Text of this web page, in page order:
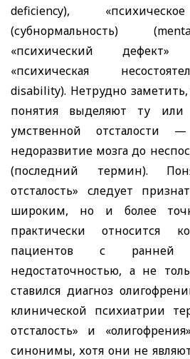
deficiency),
(субнормальность) (
«психический
«психическая
disability). Нетрудно
понятия выделяют ту или
умственной отсталости
недоразвитие мозга до
(последний термин).
отсталость» следует
широким, но и более
практически относится
пациентов с ранней
недостаточностью, а не
ставился диагноз
клинической психиатрии
отсталость» и
синонимы, хотя они не